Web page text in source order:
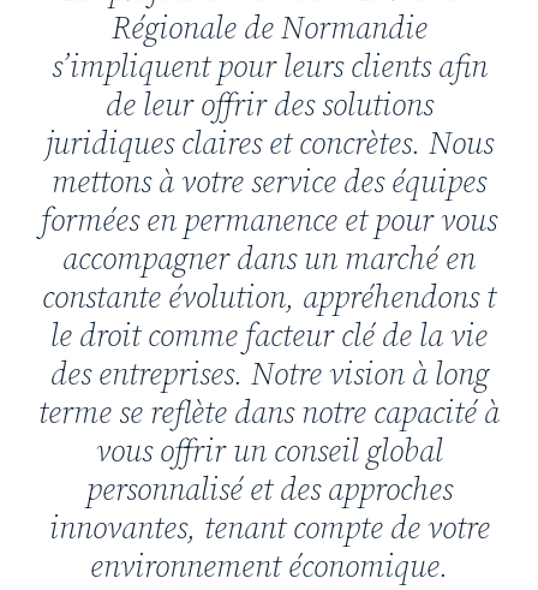
Régionale de Normandie
s’impliquent pour leurs clients afin
de leur offrir des solutions
juridiques claires et concrètes. Nous
mettons à votre service des équipes
formées en permanence et pour vous
accompagner dans un marché en
constante évolution, appréhendons t
le droit comme facteur clé de la vie
des entreprises. Notre vision à long
terme se reflète dans notre capacité à
vous offrir un conseil global
personnalisé et des approches
innovantes, tenant compte de votre
environnement économique.